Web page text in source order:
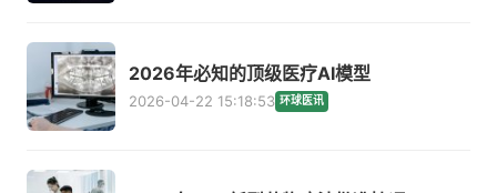
2026年必知的顶级医疗AI模型
2026-04-22 15:18:53 环球医讯